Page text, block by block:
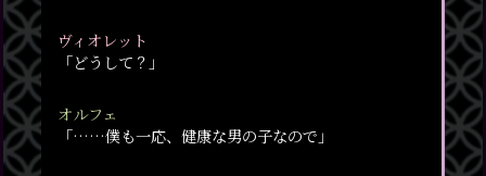
ヴィオレット
「どうして？」
オルフェ
「……僕も一応、健康な男の子なので」